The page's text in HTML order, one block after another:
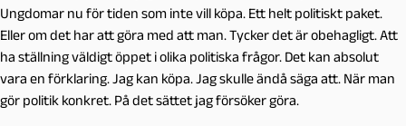
Ungdomar nu för tiden som inte vill köpa. Ett helt politiskt paket.
Eller om det har att göra med att man. Tycker det är obehagligt. Att
ha ställning väldigt öppet i olika politiska frågor. Det kan absolut
vara en förklaring. Jag kan köpa. Jag skulle ändå säga att. När man
gör politik konkret. På det sättet jag försöker göra.